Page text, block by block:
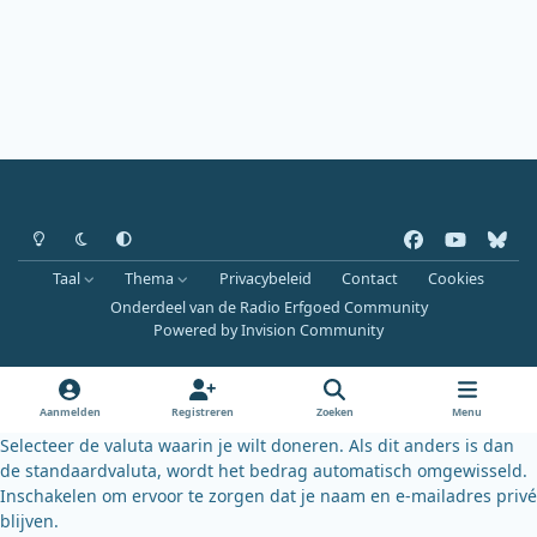
Heldere modus
Donkere modus
Systeemvoorkeur
a
c
e
k
o
u
b
l
u
k
y
Taal Thema Privacybeleid Contact
Cookies
Onderdeel van de Radio Erfgoed Community
Powered byInvision Community
Aanmelden Registreren Zoeken Menu
Selecteer de valuta waarin je wilt doneren. Als dit anders is dan
de standaardvaluta, wordt het bedrag automatisch omgewisseld.
Inschakelen om ervoor te zorgen dat je naam en e-mailadres privé
blijven.